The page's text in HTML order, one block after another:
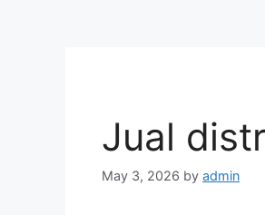
Jual
May 3, 2026 by admin